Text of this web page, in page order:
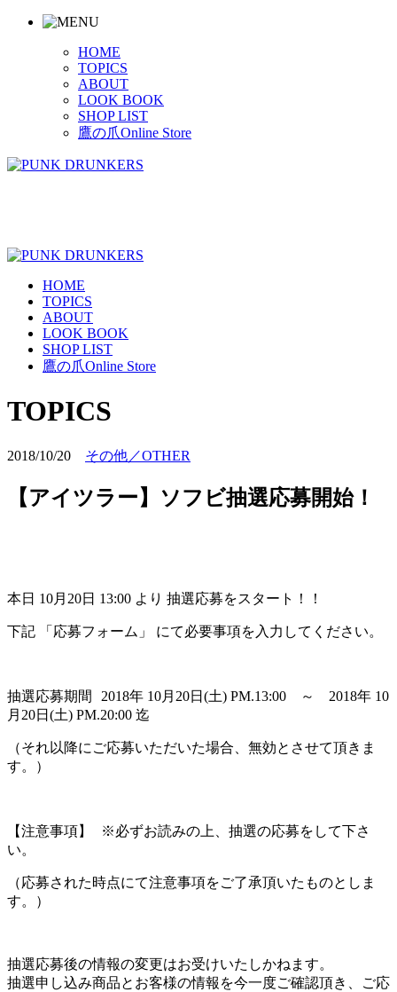
HOME
TOPICS
ABOUT
LOOK BOOK
SHOP LIST
鷹の爪Online Store
HOME
TOPICS
ABOUT
LOOK BOOK
SHOP LIST
鷹の爪Online Store
TOPICS
2018/10/20 その他／OTHER
【アイツラー】ソフビ抽選応募開始！
本日 10月20日 13:00 より 抽選応募をスタート！！
下記 「応募フォーム」 にて必要事項を入力してください。
抽選応募期間 2018年 10月20日(土) PM.13:00 ～ 2018年 10
月20日(土) PM.20:00 迄
（それ以降にご応募いただいた場合、無効とさせて頂きま
す。）
【注意事項】 ※必ずお読みの上、抽選の応募をして下さ
い。
（応募された時点にて注意事項をご了承頂いたものとしま
す。）
抽選応募後の情報の変更はお受けいたしかねます。
抽選申し込み商品とお客様の情報を今一度ご確認頂き、ご応